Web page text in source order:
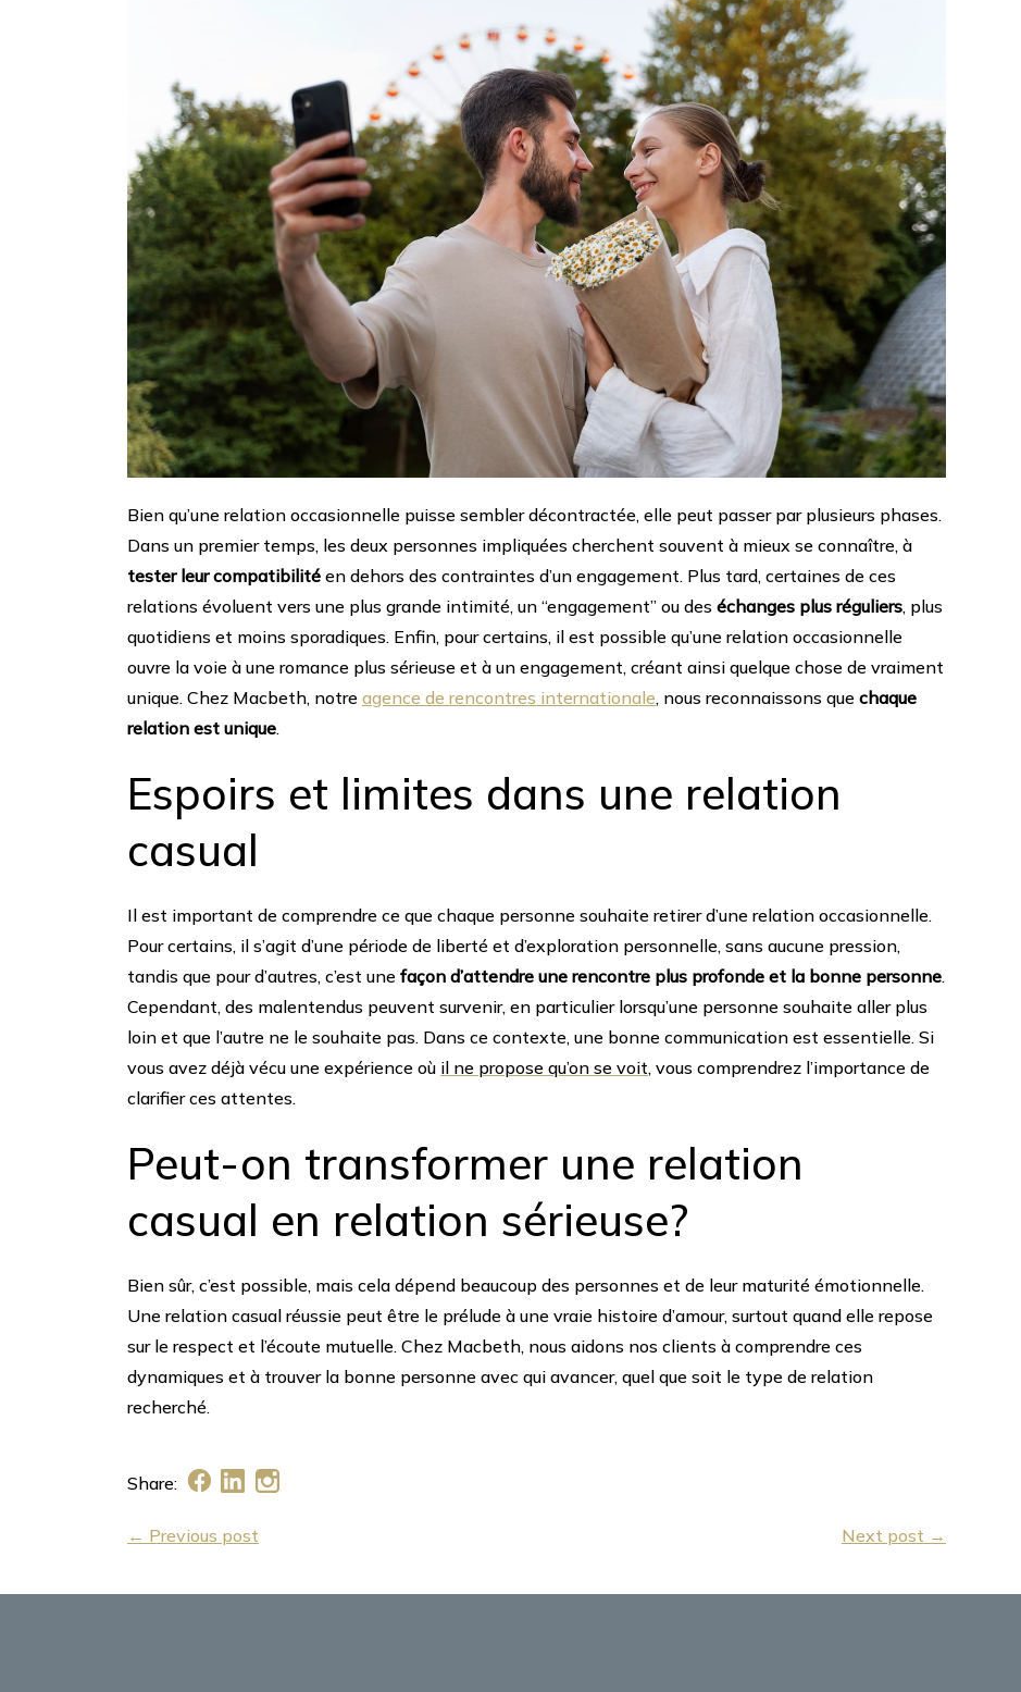
Bien qu’une relation occasionnelle puisse sembler décontractée, elle peut passer par plusieurs phases.
Dans un premier temps, les deux personnes impliquées cherchent souvent à mieux se connaître, à
tester leur compatibilité en dehors des contraintes d’un engagement. Plus tard, certaines de ces
relations évoluent vers une plus grande intimité, un “engagement” ou des échanges plus réguliers, plus
quotidiens et moins sporadiques. Enfin, pour certains, il est possible qu’une relation occasionnelle
ouvre la voie à une romance plus sérieuse et à un engagement, créant ainsi quelque chose de vraiment
unique. Chez Macbeth, notre agence de rencontres internationale, nous reconnaissons que chaque
relation est unique.
Espoirs et limites dans une relation
casual
Il est important de comprendre ce que chaque personne souhaite retirer d’une relation occasionnelle.
Pour certains, il s’agit d’une période de liberté et d’exploration personnelle, sans aucune pression,
tandis que pour d’autres, c’est une façon d’attendre une rencontre plus profonde et la bonne personne.
Cependant, des malentendus peuvent survenir, en particulier lorsqu’une personne souhaite aller plus
loin et que l’autre ne le souhaite pas. Dans ce contexte, une bonne communication est essentielle. Si
vous avez déjà vécu une expérience où il ne propose qu’on se voit, vous comprendrez l’importance de
clarifier ces attentes.
Peut-on transformer une relation
casual en relation sérieuse?
Bien sûr, c’est possible, mais cela dépend beaucoup des personnes et de leur maturité émotionnelle.
Une relation casual réussie peut être le prélude à une vraie histoire d’amour, surtout quand elle repose
sur le respect et l’écoute mutuelle. Chez Macbeth, nous aidons nos clients à comprendre ces
dynamiques et à trouver la bonne personne avec qui avancer, quel que soit le type de relation
recherché.
Share:
← Previous post Next post →